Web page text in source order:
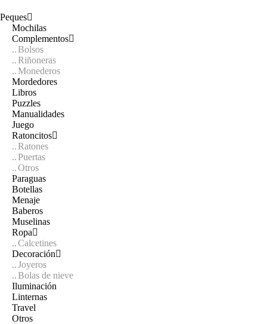
Peques
Mochilas
Complementos
Bolsos
Riñoneras
Monederos
Mordedores
Libros
Puzzles
Manualidades
Juego
Ratoncitos
Ratones
Puertas
Otros
Paraguas
Botellas
Menaje
Baberos
Muselinas
Ropa
Calcetines
Decoración
Joyeros
Bolas de nieve
Iluminación
Linternas
Travel
Otros